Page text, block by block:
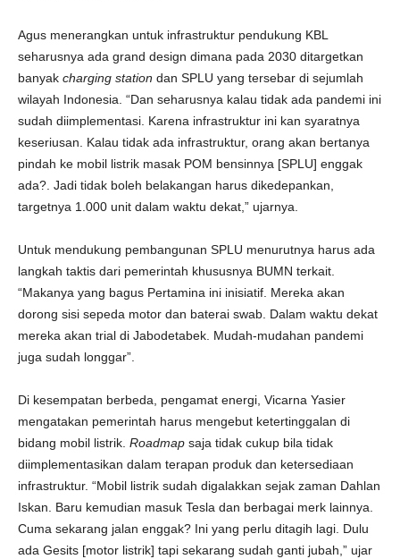
Agus menerangkan untuk infrastruktur pendukung KBL
seharusnya ada grand design dimana pada 2030 ditargetkan
banyak charging station dan SPLU yang tersebar di sejumlah
wilayah Indonesia. “Dan seharusnya kalau tidak ada pandemi ini
sudah diimplementasi. Karena infrastruktur ini kan syaratnya
keseriusan. Kalau tidak ada infrastruktur, orang akan bertanya
pindah ke mobil listrik masak POM bensinnya [SPLU] enggak
ada?. Jadi tidak boleh belakangan harus dikedepankan,
targetnya 1.000 unit dalam waktu dekat,” ujarnya.
Untuk mendukung pembangunan SPLU menurutnya harus ada
langkah taktis dari pemerintah khususnya BUMN terkait.
“Makanya yang bagus Pertamina ini inisiatif. Mereka akan
dorong sisi sepeda motor dan baterai swab. Dalam waktu dekat
mereka akan trial di Jabodetabek. Mudah-mudahan pandemi
juga sudah longgar”.
Di kesempatan berbeda, pengamat energi, Vicarna Yasier
mengatakan pemerintah harus mengebut ketertinggalan di
bidang mobil listrik. Roadmap saja tidak cukup bila tidak
diimplementasikan dalam terapan produk dan ketersediaan
infrastruktur. “Mobil listrik sudah digalakkan sejak zaman Dahlan
Iskan. Baru kemudian masuk Tesla dan berbagai merk lainnya.
Cuma sekarang jalan enggak? Ini yang perlu ditagih lagi. Dulu
ada Gesits [motor listrik] tapi sekarang sudah ganti jubah,” ujar